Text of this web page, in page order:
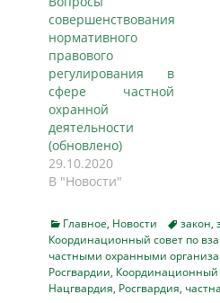
совершенствования
нормативного
правового
регулирования в
сфере частной
охранной
деятельности
(обновлено)
29.10.2020
В "Новости"
Categories
Главное, Новости Tagsзакон,
Координационный совет по
частными охранными
Росгвардии, Координационный
Нацгвардия, Росгвардия,